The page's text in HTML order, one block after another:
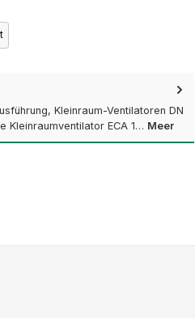
Kleinraum-Ventilatoren DN
Kleinraumventilator ECA 1… Meer